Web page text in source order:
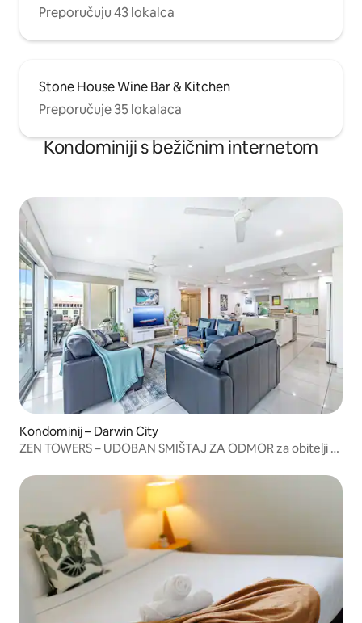
Preporučuju 43 lokalca
Stone House Wine Bar & Kitchen
Preporučuje 35 lokalaca
Kondominiji s bežičnim internetom
Kondominij – Darwin City
ZEN TOWERS – UDOBAN SMIŠTAJ ZA ODMOR za obitelji u